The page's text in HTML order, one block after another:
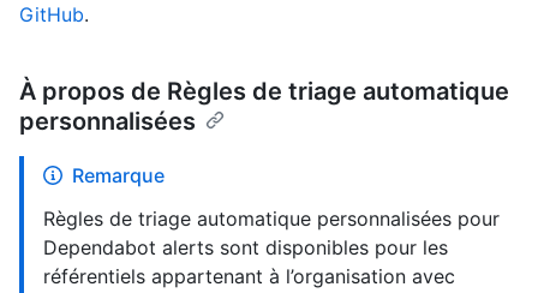
GitHub.
À propos de Règles de triage automatique
personnalisées
Remarque
Règles de triage automatique personnalisées pour
Dependabot alerts sont disponibles pour les
référentiels appartenant à l’organisation avec